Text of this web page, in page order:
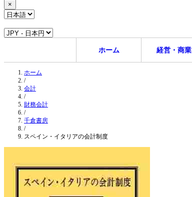
×
ホーム 経営・商業
ホーム
/
会計
/
財務会計
/
千倉書房
/
スペイン・イタリアの会計制度